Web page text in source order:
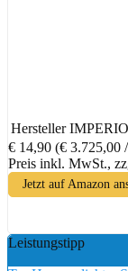
Hersteller IMPERIO
€ 14,90 (€ 3.725,00
Preis inkl. MwSt.,
Jetzt auf Amazon
Leistungstipp